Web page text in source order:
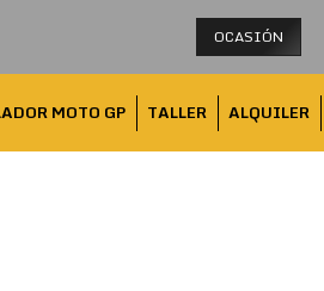
OCASIÓN
MOTO GP TALLER ALQUILER